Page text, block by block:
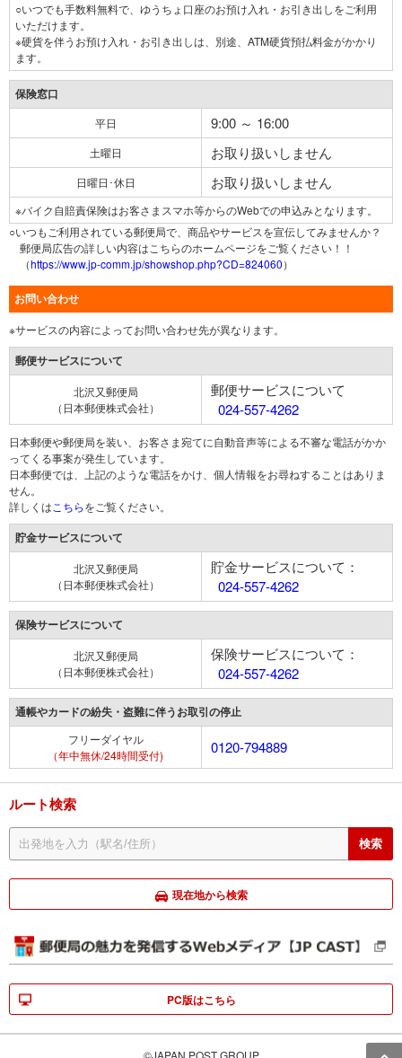
○いつでも手数料無料で、ゆうちょ口座のお預け入れ・お引き出しをご利用
いただけます。
※硬貨を伴うお預け入れ・お引き出しは、別途、ATM硬貨預払料金がかかり
ます。
保険窓口
平日 9:00 ～ 16:00
土曜日 お取り扱いしません
日曜日･休日 お取り扱いしません
※バイク自賠責保険はお客さまスマホ等からのWebでの申込みとなります。
○いつもご利用されている郵便局で、商品やサービスを宣伝してみませんか？
郵便局広告の詳しい内容はこちらのホームページをご覧ください！！
（https://www.jp-comm.jp/showshop.php?CD=824060）
お問い合わせ
※サービスの内容によってお問い合わせ先が異なります。
郵便サービスについて
北沢又郵便局
（日本郵便株式会社）
郵便サービスについて
024-557-4262
日本郵便や郵便局を装い、お客さま宛てに自動音声等による不審な電話がかか
ってくる事案が発生しています。
日本郵便では、上記のような電話をかけ、個人情報をお尋ねすることはありま
せん。
詳しくは こちらをご覧ください。
貯金サービスについて
北沢又郵便局
（日本郵便株式会社）
貯金サービスについて：
024-557-4262
保険サービスについて
北沢又郵便局
（日本郵便株式会社）
保険サービスについて：
024-557-4262
通帳やカードの紛失・盗難に伴うお取引の停止
フリーダイヤル
（年中無休/24時間受付)
0120-794889
ルート検索
現在地から検索
PC版はこちら